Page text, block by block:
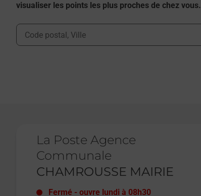
visualiser les points les plus proches de chez vous.
Ville, Département, Code Postal
La Poste Agence
Communale
CHAMROUSSE MAIRIE
Fermé - ouvre lundi à 08h30